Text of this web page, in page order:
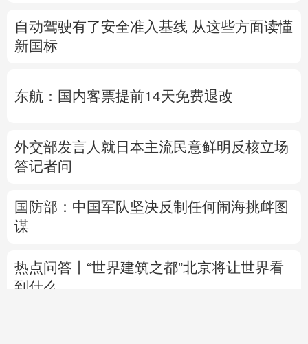
自动驾驶有了安全准入基线 从这些方面读懂
新国标
东航：国内客票提前14天免费退改
外交部发言人就日本主流民意鲜明反核立场
答记者问
国防部：中国军队坚决反制任何闹海挑衅图
谋
热点问答丨“世界建筑之都”北京将让世界看
到什么